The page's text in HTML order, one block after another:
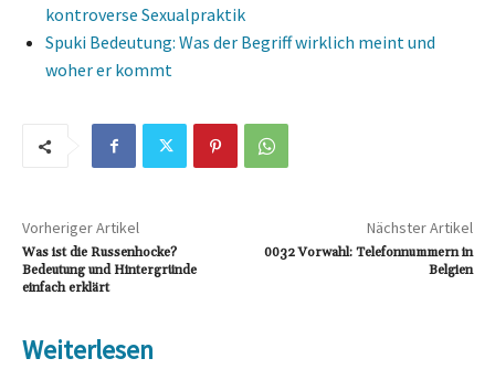
kontroverse Sexualpraktik
Spuki Bedeutung: Was der Begriff wirklich meint und
woher er kommt
Vorheriger Artikel
Was ist die Russenhocke?
Bedeutung und Hintergründe
einfach erklärt
Nächster Artikel
0032 Vorwahl: Telefonnummern in
Belgien
Weiterlesen